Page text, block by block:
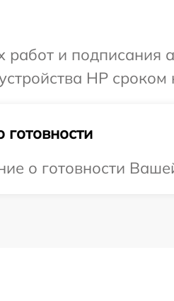
работ и
HP
о готовности